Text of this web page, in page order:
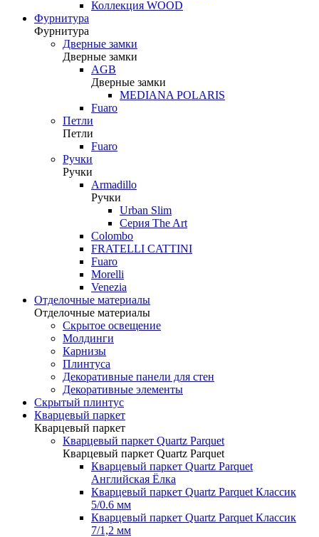
Коллекция WOOD
Фурнитура
Фурнитура
Дверные замки
Дверные замки
AGB
Дверные замки
MEDIANA POLARIS
Fuaro
Петли
Петли
Fuaro
Ручки
Ручки
Armadillo
Ручки
Urban Slim
Серия The Art
Colombo
FRATELLI CATTINI
Fuaro
Morelli
Venezia
Отделочные материалы
Отделочные материалы
Скрытое освещение
Молдинги
Карнизы
Плинтуса
Декоративные панели для стен
Декоративные элементы
Скрытый плинтус
Кварцевый паркет
Кварцевый паркет
Кварцевый паркет Quartz Parquet
Кварцевый паркет Quartz Parquet
Кварцевый паркет Quartz Parquet
Английская Ёлка
Кварцевый паркет Quartz Parquet Классик
5/0.6 мм
Кварцевый паркет Quartz Parquet Классик
7/1,2 мм